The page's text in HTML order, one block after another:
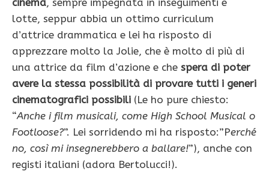
cinema, sempre impegnata in inseguimenti e
lotte, seppur abbia un ottimo curriculum
d’attrice drammatica e lei ha risposto di
apprezzare molto la Jolie, che è molto di più di
una attrice da film d’azione e che spera di poter
avere la stessa possibilità di provare tutti i generi
cinematografici possibili (Le ho pure chiesto:
“Anche i film musicali, come High School Musical o
Footloose?”. Lei sorridendo mi ha risposto:”Perché
no, così mi insegnerebbero a ballare!”), anche con
registi italiani (adora Bertolucci!).